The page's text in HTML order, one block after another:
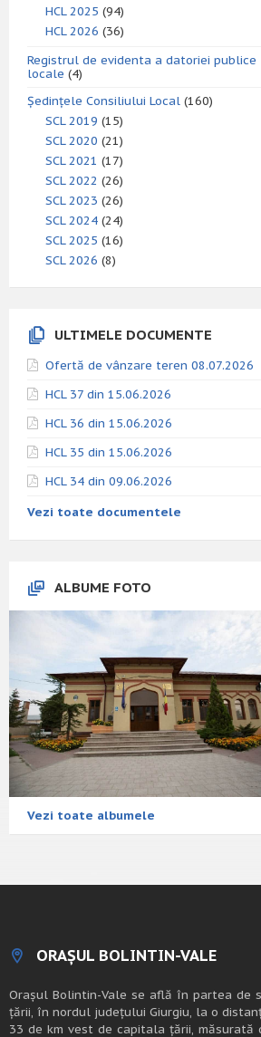
HCL 2025 (94)
HCL 2026 (36)
Registrul de evidenta a datoriei publice
locale (4)
Ședințele Consiliului Local (160)
SCL 2019 (15)
SCL 2020 (21)
SCL 2021 (17)
SCL 2022 (26)
SCL 2023 (26)
SCL 2024 (24)
SCL 2025 (16)
SCL 2026 (8)
ULTIMELE DOCUMENTE
Ofertă de vânzare teren 08.07.2026
HCL 37 din 15.06.2026
HCL 36 din 15.06.2026
HCL 35 din 15.06.2026
HCL 34 din 09.06.2026
Vezi toate documentele
ALBUME FOTO
Vezi toate albumele
ORAȘUL BOLINTIN-VALE
Oraşul Bolintin-Vale se află în partea de
ţării, în nordul judeţului Giurgiu, la o
33 de km vest de capitala țării, măsurată